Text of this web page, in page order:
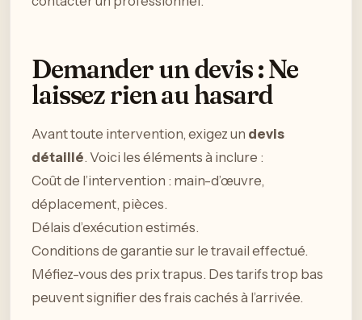
Demander un devis : Ne
laissez rien au hasard
Avant toute intervention, exigez un devis
détaillé. Voici les éléments à inclure :
Coût de l’intervention : main-d’œuvre,
déplacement, pièces.
Délais d’exécution estimés.
Conditions de garantie sur le travail effectué.
Méfiez-vous des prix trapus. Des tarifs trop bas
peuvent signifier des frais cachés à l’arrivée.